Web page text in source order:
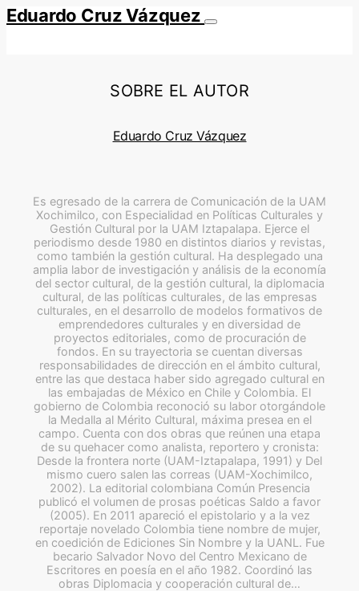
Eduardo Cruz Vázquez
SOBRE EL AUTOR
Eduardo Cruz Vázquez
Es egresado de la carrera de Comunicación de la UAM
Xochimilco, con Especialidad en Políticas Culturales y
Gestión Cultural por la UAM Iztapalapa. Ejerce el
periodismo desde 1980 en distintos diarios y revistas,
como también la gestión cultural. Ha desplegado una
amplia labor de investigación y análisis de la economía
del sector cultural, de la gestión cultural, la diplomacia
cultural, de las políticas culturales, de las empresas
culturales, en el desarrollo de modelos formativos de
emprendedores culturales y en diversidad de
proyectos editoriales, como de procuración de
fondos. En su trayectoria se cuentan diversas
responsabilidades de dirección en el ámbito cultural,
entre las que destaca haber sido agregado cultural en
las embajadas de México en Chile y Colombia. El
gobierno de Colombia reconoció su labor otorgándole
la Medalla al Mérito Cultural, máxima presea en el
campo. Cuenta con dos obras que reúnen una etapa
de su quehacer como analista, reportero y cronista:
Desde la frontera norte (UAM-Iztapalapa, 1991) y Del
mismo cuero salen las correas (UAM-Xochimilco,
2002). La editorial colombiana Común Presencia
publicó el volumen de prosas poéticas Saldo a favor
(2005). En 2011 apareció el epistolario y a la vez
reportaje novelado Colombia tiene nombre de mujer,
en coedición de Ediciones Sin Nombre y la UANL. Fue
becario Salvador Novo del Centro Mexicano de
Escritores en poesía en el año 1982. Coordinó las
obras Diplomacia y cooperación cultural de…